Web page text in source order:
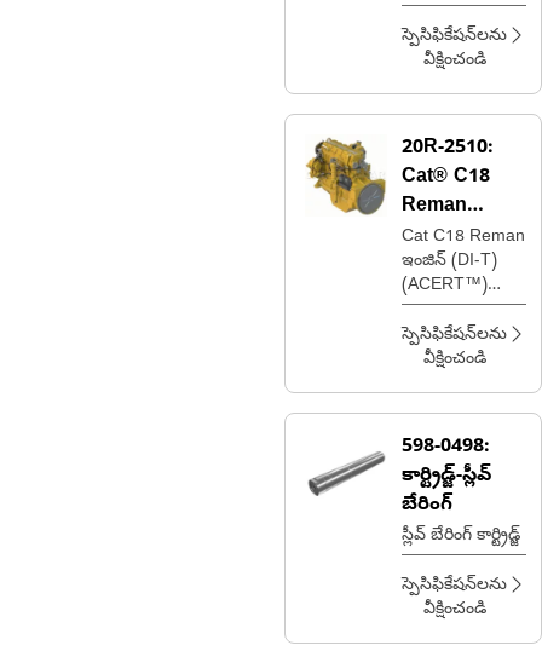
స్పెసిఫికేషన్‌లను
వీక్షించండి
20R-2510:
Cat® C18
Reman
ఇంజిన్
Cat C18 Reman
ఇంజిన్ (DI-T)
(ACERT™)
(ATTAC) (టైర్ 3)
స్పెసిఫికేషన్‌లను
వీక్షించండి
598-0498:
కార్ట్రిడ్జ్-స్లీవ్
బేరింగ్
స్లీవ్ బేరింగ్ కార్ట్రిడ్జ్
స్పెసిఫికేషన్‌లను
వీక్షించండి